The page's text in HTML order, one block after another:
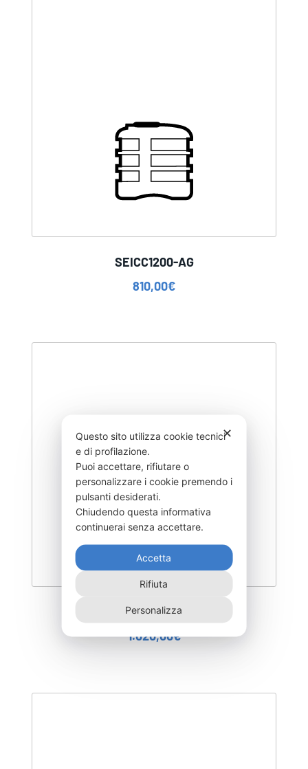
SEICC1200-AG
810,00€
SEICC1800-AG
1.020,00€
✕
Questo sito utilizza cookie tecnici
e di profilazione.
Puoi accettare, rifiutare o
personalizzare i cookie premendo i
pulsanti desiderati.
Chiudendo questa informativa
continuerai senza accettare.
Accetta
Rifiuta
Personalizza